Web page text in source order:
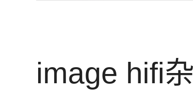
image hifi